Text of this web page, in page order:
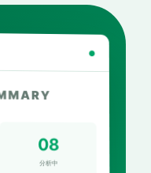
●
08
分析中